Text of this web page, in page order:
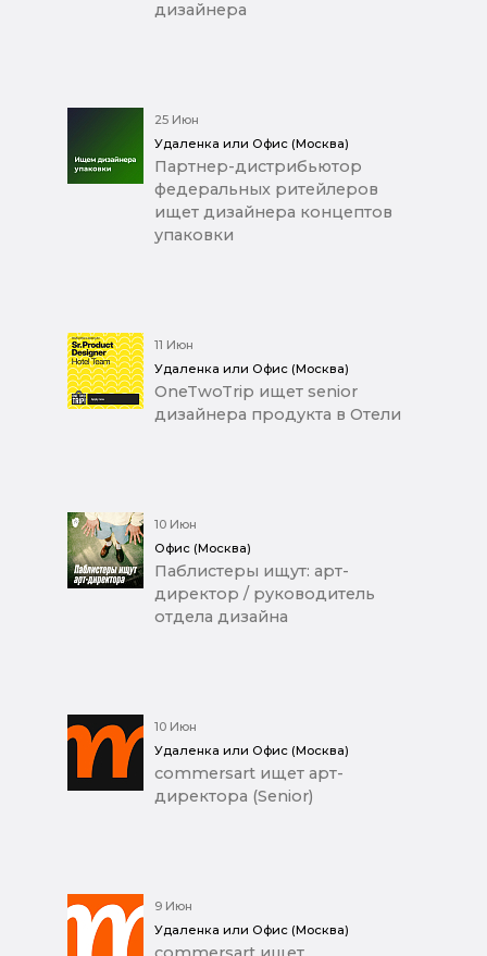
дизайнера
25 Июн
Удаленка или Офис (Москва)
Партнер-дистрибьютор
федеральных ритейлеров
ищет дизайнера концептов
упаковки
11 Июн
Удаленка или Офис (Москва)
OneTwoTrip ищет senior
дизайнера продукта в Отели
10 Июн
Офис (Москва)
Паблистеры ищут: арт-
директор / руководитель
отдела дизайна
10 Июн
Удаленка или Офис (Москва)
commersart ищет арт-
директора (Senior)
9 Июн
Удаленка или Офис (Москва)